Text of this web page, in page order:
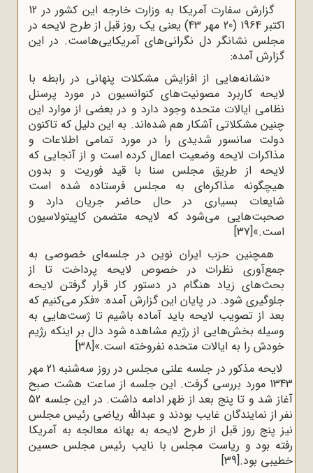
گزارش سفارت آمریکا به وزارت خارجه این کشور در 12
اکتبر 1964 (20 مهر 43) یعنی یک روز قبل از طرح لایحه در
مجلس نشانگر دل نگرانی‌های آمریکایی‌هاست. در این
گزارش آمده:
«نشانه‌هایی از افزایش مشکلات پنهانی در رابطه با
لایحه کاربرد مصونیت‌های کنوانسیون در مورد پرسنل
نظامی ایالات متحده وجود دارد و در بعضی از موارد این
چنین مشکلاتی آشکار هم شده‌اند. به این دلیل که تاکنون
دولت سانسور شدیدی را در مورد تمامی اطلاعات و
مذاکرات لایحه وضعیت اعمال کرده است و از آنجایی که
لایحه از طریق مجلس سنا با قید فوریت و بدون
هیچگونه مذاکره‌ای به مجلس فرستاده شده است
شایعات بسیاری در حال حاضر جریان دارد و
صحبت‌هایی می‌شود که لایحه متضمن کاپیتولاسیون
است.»[37]
همچنین حزب ایران نوین در جلسه‌ای خصوصی به
جمع‌آوری نظرات در خصوص لایحه پرداخت تا از
بحث‌های زیاد هنگام در دستور کار قرار گرفتن لایحه
جلوگیری شود. در پایان این گزارش آمده: «فکر می‌کنیم که
بعد از تصویب لایحه باید آماده باشیم تا ژست‌هایی به
وسیله بخش‌هایی از رژیم مشاهده شود دال بر اینکه رژیم
خودش را به ایالات متحده نفروخته است.»[38]
لایحه مذکور در جلسه علنی مجلس در روز سه‌شنبه 21 مهر
1343 مورد بررسی گرفت. این جلسه از ساعت هشت صبح
آغاز شد و تا پنج بعد از ظهر ادامه داشت. در این جلسه 52
نفر از نمایندگان غایب بودند و عبدالله ریاضی رئیس مجلس
نیز پنج روز قبل از طرح لایحه به بهانه معالجه به آمریکا
رفته بود و ریاست مجلس با نایب رئیس مجلس حسین
خطیبی بود.[39]